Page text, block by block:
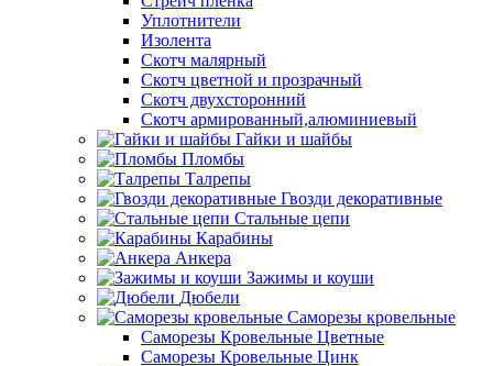
Уплотнители
Изолента
Скотч малярный
Скотч цветной и прозрачный
Скотч двухсторонний
Скотч армированный,алюминиевый
Гайки и шайбы
Пломбы
Талрепы
Гвозди декоративные
Стальные цепи
Карабины
Анкера
Зажимы и коуши
Дюбели
Саморезы кровельные
Саморезы Кровельные Цветные
Саморезы Кровельные Цинк